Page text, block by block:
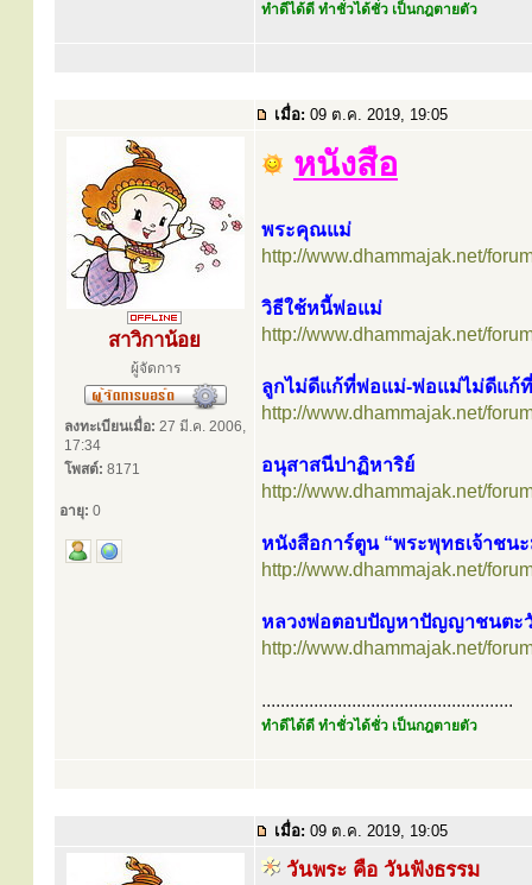
ทำดีได้ดี ทำชั่วได้ชั่ว เป็นกฎตายตัว
เมื่อ: 09 ต.ค. 2019, 19:05
สาวิกาน้อย
ผู้จัดการ
ลงทะเบียนเมื่อ: 27 มี.ค. 2006,
17:34
โพสต์: 8171
อายุ: 0
หนังสือ
พระคุณแม่
http://www.dhammajak.net/
วิธีใช้หนี้พ่อแม่
http://www.dhammajak.net/
ลูกไม่ดีแก้ที่พ่อแม่-พ่อแม่ไม่ดีแก้
http://www.dhammajak.net/
อนุสาสนีปาฏิหาริย์
http://www.dhammajak.net/
หนังสือการ์ตูน “พระพุทธเจ้าชน
http://www.dhammajak.net/
หลวงพ่อตอบปัญหาปัญญาชนตะ
http://www.dhammajak.net/
.....................................................
ทำดีได้ดี ทำชั่วได้ชั่ว เป็นกฎตายตัว
เมื่อ: 09 ต.ค. 2019, 19:05
วันพระ คือ วันฟังธรรม